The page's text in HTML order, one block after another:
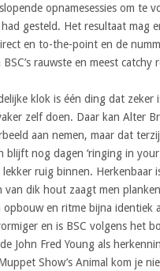
opnamesessies om te
gesteld. Het resultaat mag
en to-the-point en de
rauwste en meest catchy
klok is één ding dat zeker
zelf doen. Daar kan Alter
aan nemen, maar dat
blijft nog dagen ‘ringing in your
ruig binnen. Herkenbaar
van dik hout zaagt men
en ritme bijna identiek
en is BSC volgens het
John Fred Young als
Show’s Animal kom je